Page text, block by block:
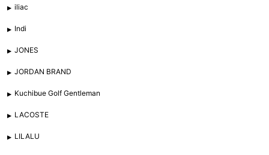
iliac
Indi
JONES
JORDAN BRAND
Kuchibue Golf Gentleman
LACOSTE
LILALU